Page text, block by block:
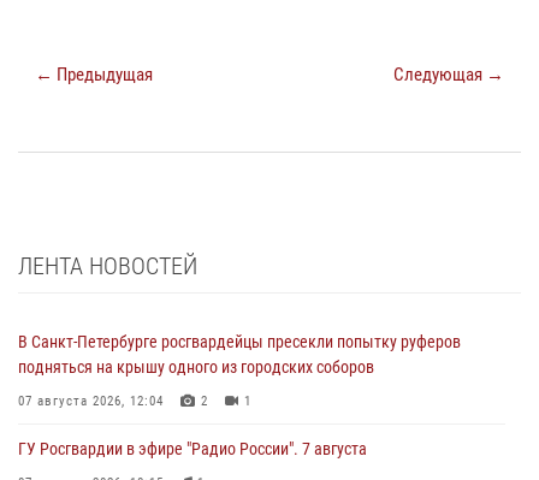
← Предыдущая Следующая →
ЛЕНТА НОВОСТЕЙ
В Санкт-Петербурге росгвардейцы пресекли попытку руферов
подняться на крышу одного из городских соборов
07 августа 2026, 12:04 2 1
ГУ Росгвардии в эфире "Радио России". 7 августа